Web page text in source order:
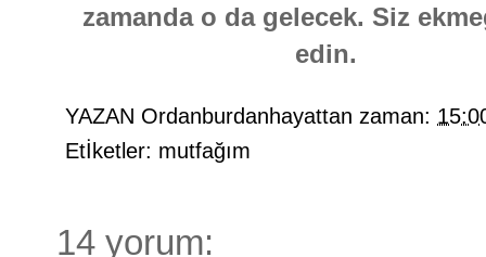
zamanda o da gelecek. Siz
edin.
YAZAN Ordanburdanhayattan zaman:
Etİketler: mutfağım
14 yorum: